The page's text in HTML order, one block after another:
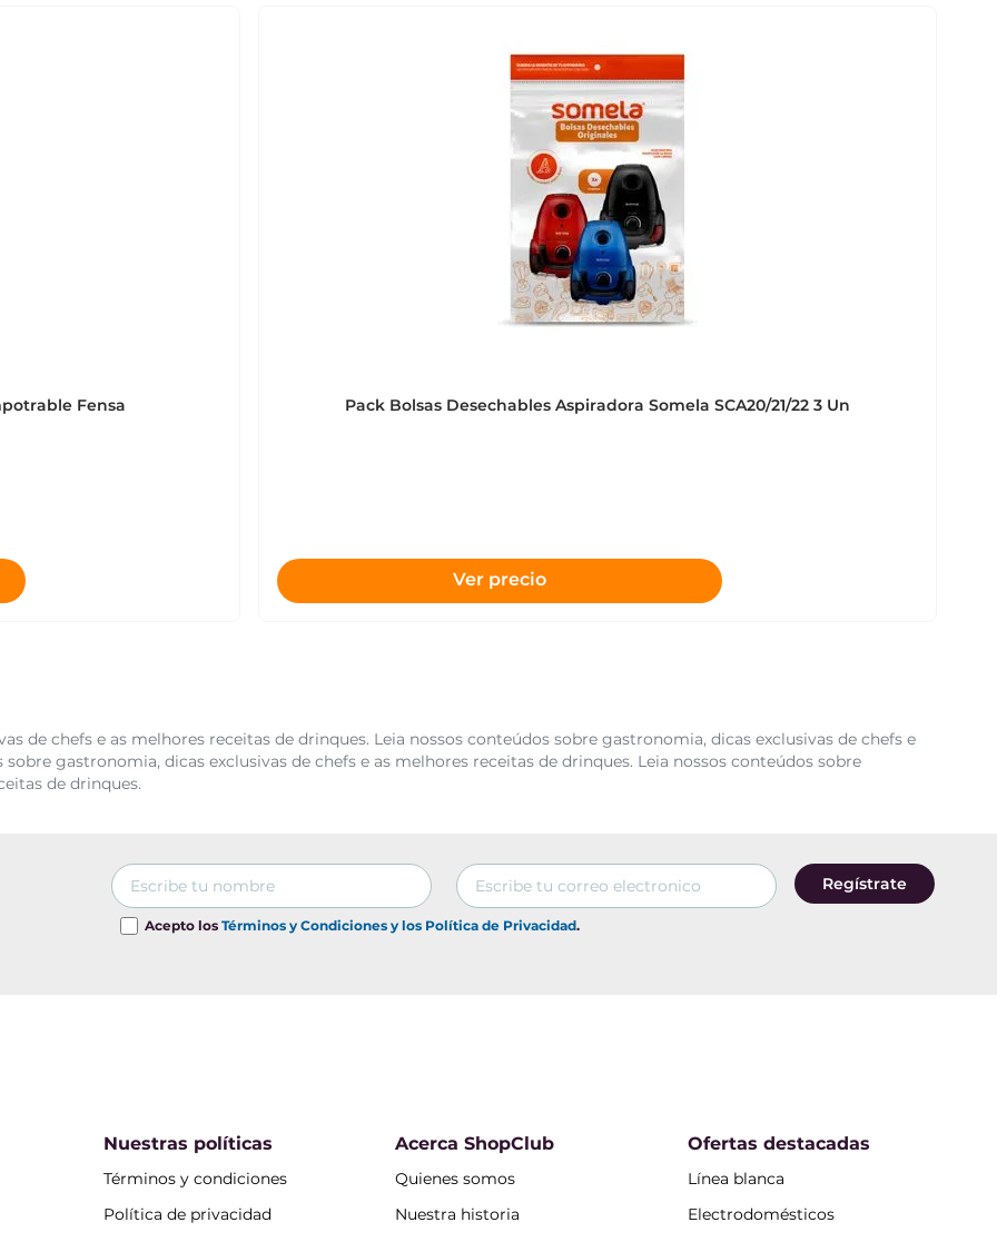
Fensa Pack Bolsas Desechables Aspiradora Somela SCA20/21/22 3 Un
Ver precio
de chefs e as melhores receitas de drinques. Leia nossos conteúdos sobre gastronomia, dicas exclusivas de chefs e
gastronomia, dicas exclusivas de chefs e as melhores receitas de drinques. Leia nossos conteúdos sobre
de drinques.
Acepto los Términos y Condiciones y los Política de Privacidad.
Regístrate
Nuestras políticas
Términos y condiciones
Política de privacidad
Acerca ShopClub
Quienes somos
Nuestra historia
Ofertas destacadas
Línea blanca
Electrodomésticos